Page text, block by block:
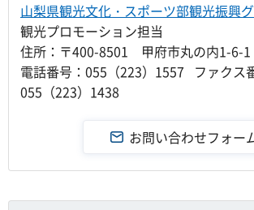
山梨県観光文化・スポーツ部観光振興
観光プロモーション担当
住所：〒400-8501 甲府市丸の内1-6-1
電話番号：055（223）1557 ファクス
055（223）1438